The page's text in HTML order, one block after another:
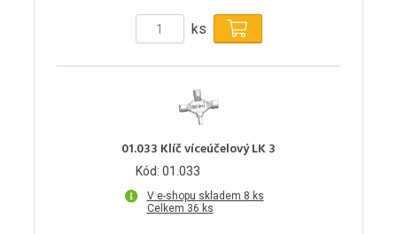
ks
01.033 Klíč víceúčelový LK 3
Kód: 01.033
V e-shopu skladem 8 ks
Celkem 36 ks